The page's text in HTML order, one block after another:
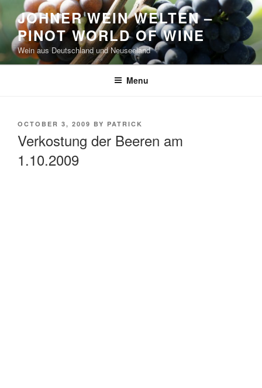
to
content
JOHNER WEIN WELTEN –
PINOT WORLD OF WINE
Wein aus Deutschland und Neuseeland
Menu
POSTED
ON
OCTOBER 3, 2009 BY PATRICK
Verkostung der Beeren am
1.10.2009